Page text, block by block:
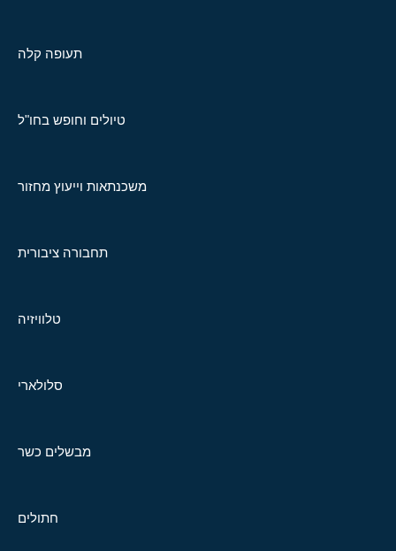
תעופה קלה
טיולים וחופש בחו"ל
משכנתאות וייעוץ מחזור
תחבורה ציבורית
טלוויזיה
סלולארי
מבשלים כשר
חתולים